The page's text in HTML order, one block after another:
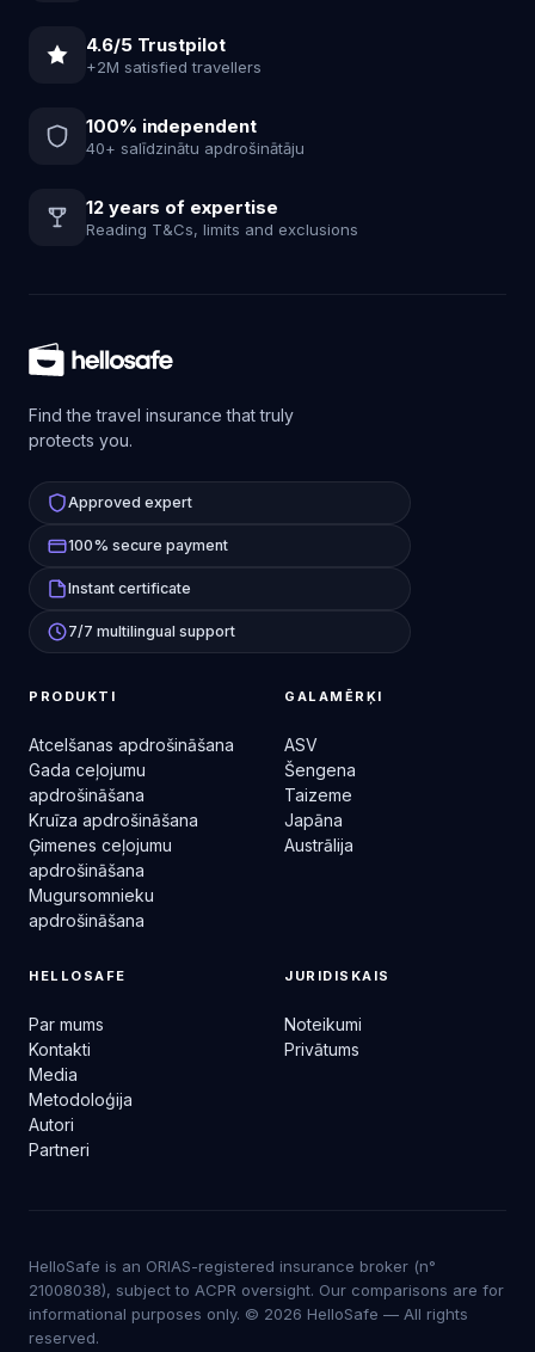
4.6/5 Trustpilot
+2M satisfied travellers
100% independent
40+ salīdzinātu apdrošinātāju
12 years of expertise
Reading T&Cs, limits and exclusions
Find the travel insurance that truly
protects you.
Approved expert
100% secure payment
Instant certificate
7/7 multilingual support
PRODUKTI
Atcelšanas apdrošināšana
Gada ceļojumu
apdrošināšana
Kruīza apdrošināšana
Ģimenes ceļojumu
apdrošināšana
Mugursomnieku
apdrošināšana
GALAMĒRĶI
ASV
Šengena
Taizeme
Japāna
Austrālija
HELLOSAFE
Par mums
Kontakti
Media
Metodoloģija
Autori
Partneri
JURIDISKAIS
Noteikumi
Privātums
HelloSafe is an ORIAS-registered insurance broker (n°
21008038), subject to ACPR oversight. Our comparisons are for
informational purposes only. © 2026 HelloSafe — All rights
reserved.